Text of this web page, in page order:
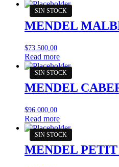
MENDEL
$73.500,00
Read more
MENDEL
$96.000,00
Read more
MENDEL PETIT